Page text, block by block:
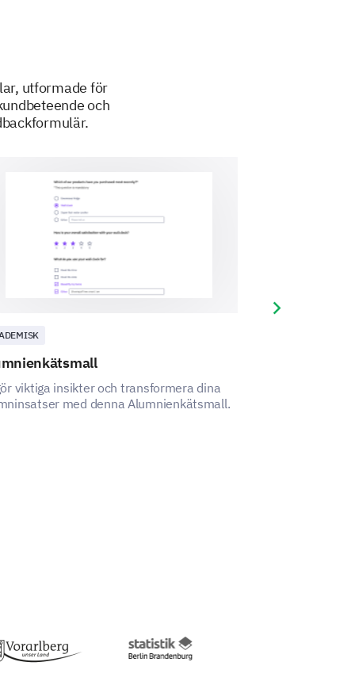
utformade för
och
viktiga insikter och transformera dina
med denna Alumnienkätsmall.
Next slide